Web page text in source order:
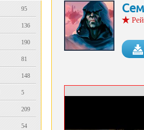
95
136
190
81
148
5
209
54